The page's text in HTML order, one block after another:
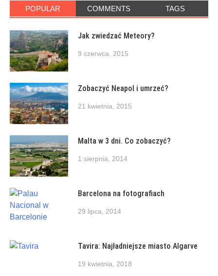
POPULAR COMMENTS TAGS
Jak zwiedzać Meteory?
9 czerwca, 2015
Zobaczyć Neapol i umrzeć?
21 kwietnia, 2015
Malta w 3 dni. Co zobaczyć?
1 sierpnia, 2014
Barcelona na fotografiach
29 lipca, 2014
Tavira: Najładniejsze miasto Algarve
19 kwietnia, 2018